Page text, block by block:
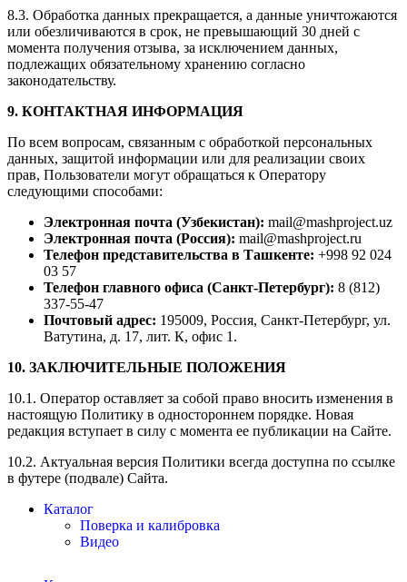
8.3. Обработка данных прекращается, а данные уничтожаются
или обезличиваются в срок, не превышающий 30 дней с
момента получения отзыва, за исключением данных,
подлежащих обязательному хранению согласно
законодательству.
9. КОНТАКТНАЯ ИНФОРМАЦИЯ
По всем вопросам, связанным с обработкой персональных
данных, защитой информации или для реализации своих
прав, Пользователи могут обращаться к Оператору
следующими способами:
Электронная почта (Узбекистан): mail@mashproject.uz
Электронная почта (Россия): mail@mashproject.ru
Телефон представительства в Ташкенте: +998 92 024
03 57
Телефон главного офиса (Санкт-Петербург): 8 (812)
337-55-47
Почтовый адрес: 195009, Россия, Санкт-Петербург, ул.
Ватутина, д. 17, лит. К, офис 1.
10. ЗАКЛЮЧИТЕЛЬНЫЕ ПОЛОЖЕНИЯ
10.1. Оператор оставляет за собой право вносить изменения в
настоящую Политику в одностороннем порядке. Новая
редакция вступает в силу с момента ее публикации на Сайте.
10.2. Актуальная версия Политики всегда доступна по ссылке
в футере (подвале) Сайта.
Каталог
Поверка и калибровка
Видео